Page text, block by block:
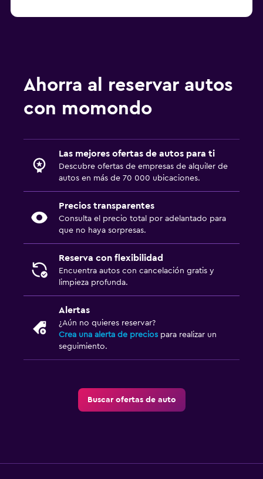
Ahorra al reservar autos
con momondo
Las mejores ofertas de autos para ti
Descubre ofertas de empresas de alquiler de
autos en más de 70 000 ubicaciones.
Precios transparentes
Consulta el precio total por adelantado para
que no haya sorpresas.
Reserva con flexibilidad
Encuentra autos con cancelación gratis y
limpieza profunda.
Alertas
¿Aún no quieres reservar?
Crea una alerta de precios para realizar un
seguimiento.
Buscar ofertas de auto